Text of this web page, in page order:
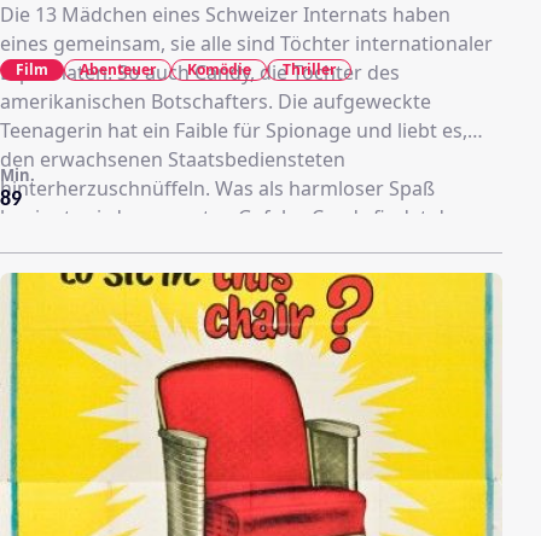
Die 13 Mädchen eines Schweizer Internats haben
eines gemeinsam, sie alle sind Töchter internationaler
Diplomaten. So auch Candy, die Tochter des
amerikanischen Botschafters. Die aufgeweckte
Teenagerin hat ein Faible für Spionage und liebt es,
den erwachsenen Staatsbediensteten
hinterherzuschnüffeln. Was als harmloser Spaß
beginnt, wird zur ernsten Gefahr: Candy findet den
russischen Botschafter ermordet auf. Das Mädchen
gerät in ein mörderisches Netz aus Intrigen, Mord und
einer internationalen Verschwörung.
89
Min.
Film Abenteuer Komödie Thriller